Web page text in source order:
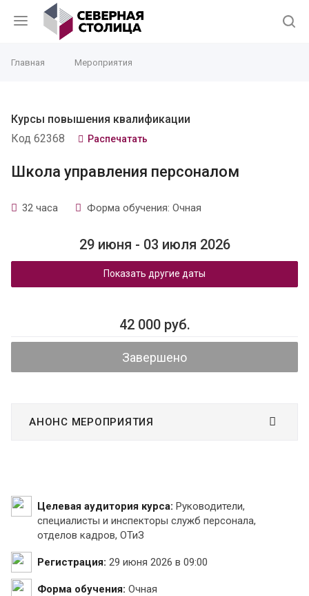
Главная Мероприятия
Курсы повышения квалификации
Код 62368
Распечатать
Школа управления персоналом
32 часа Форма обучения: Очная
29 июня - 03 июля 2026
Показать другие даты
42 000 руб.
Завершено
АНОНС МЕРОПРИЯТИЯ
Целевая аудитория курса: Руководители,
специалисты и инспекторы служб персонала,
отделов кадров, ОТиЗ
Регистрация: 29 июня 2026 в 09:00
Форма обучения: Очная